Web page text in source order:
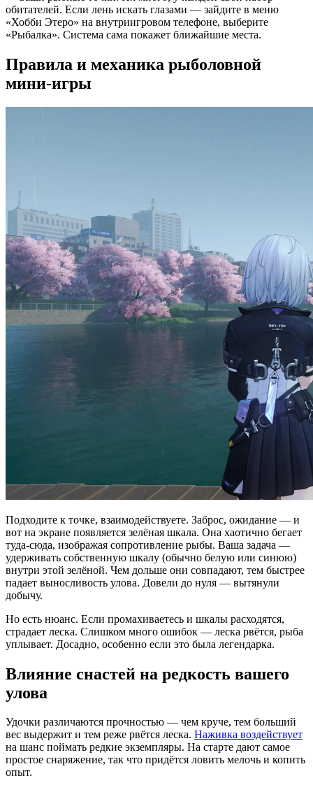
обитателей. Если лень искать глазами — зайдите в меню
«Хобби Этеро» на внутриигровом телефоне, выберите
«Рыбалка». Система сама покажет ближайшие места.
Правила и механика рыболовной
мини-игры
Подходите к точке, взаимодействуете. Заброс, ожидание — и
вот на экране появляется зелёная шкала. Она хаотично бегает
туда-сюда, изображая сопротивление рыбы. Ваша задача —
удерживать собственную шкалу (обычно белую или синюю)
внутри этой зелёной. Чем дольше они совпадают, тем быстрее
падает выносливость улова. Довели до нуля — вытянули
добычу.
Но есть нюанс. Если промахиваетесь и шкалы расходятся,
страдает леска. Слишком много ошибок — леска рвётся, рыба
уплывает. Досадно, особенно если это была легендарка.
Влияние снастей на редкость вашего
улова
Удочки различаются прочностью — чем круче, тем больший
вес выдержит и тем реже рвётся леска. Наживка воздействует
на шанс поймать редкие экземпляры. На старте дают самое
простое снаряжение, так что придётся ловить мелочь и копить
опыт.